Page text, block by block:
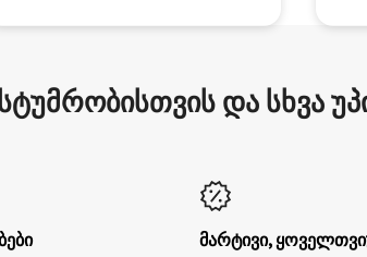
და სხვა
მარტივი,